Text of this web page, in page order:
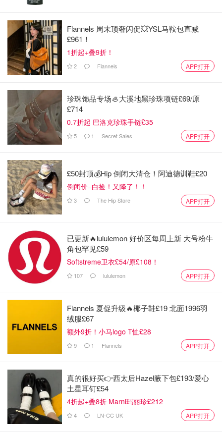
Flannels 周末顶奢闪促💥YSL马鞍包直减
£961！
1折起+叠9折！
2 Flannels APP打开
珍珠饰品专场🦪大溪地黑珍珠项链£69/原
£714
0.7折起 巴洛克珍珠手链£35
5 1 Secret Sales APP打开
£50封顶💰Hip 倒闭大清仓！阿迪德训鞋£20
倒闭价=白捡！又降了！！
3 The Hip Store APP打开
已更新🔥lululemon 好价区每周上新 大号粉牛
角包罕见£59
Softstreme卫衣£54/原£108！
107 lululemon APP打开
Flannels 夏促升级🔥椰子鞋£19 北面1996羽
绒服£67
额外9折！小马logo T恤£28
9 1 Flannels APP打开
真的很好买👉西太后Hazel腋下包£193/爱心
土星耳钉£54
4折起+叠8折 Marni玛丽珍£212
4 LN-CC UK APP打开